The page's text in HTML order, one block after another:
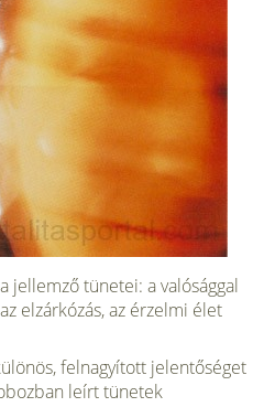
jellemző tünetei: a valóság­gal
elzárkózás, az érzelmi élet
felna­gyított jelentőséget
leírt tünetek